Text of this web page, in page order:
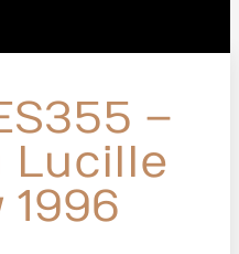
–
Lucille
1996